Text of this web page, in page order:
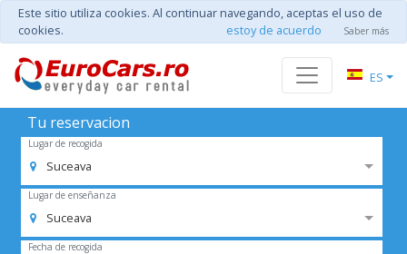
Este sitio utiliza cookies. Al continuar navegando, aceptas el uso de
cookies.
estoy de acuerdo Saber más
ES
Tu reservacion
Lugar de recogida
Suceava
Lugar de enseñanza
Suceava
Fecha de recogida